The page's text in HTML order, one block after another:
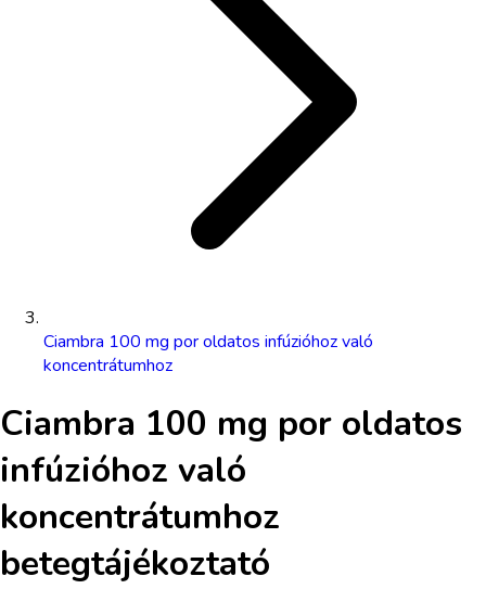
Ciambra 100 mg por oldatos infúzióhoz való
koncentrátumhoz
Ciambra 100 mg por oldatos
infúzióhoz való
koncentrátumhoz
betegtájékoztató